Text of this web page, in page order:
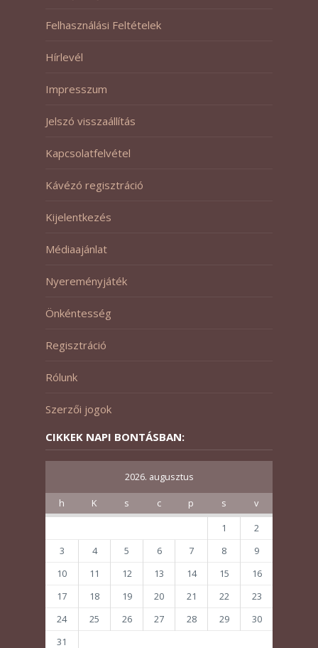
Felhasználási Feltételek
Hírlevél
Impresszum
Jelszó visszaállítás
Kapcsolatfelvétel
Kávézó regisztráció
Kijelentkezés
Médiaajánlat
Nyereményjáték
Önkéntesség
Regisztráció
Rólunk
Szerzői jogok
CIKKEK NAPI BONTÁSBAN:
2026. augusztus
h K s c p s
v
1
2
3
4 5 6 7 8
9
10
11 12 13 14 15
16
17
18 19 20 21 22
23
24
25 26 27 28 29
30
31